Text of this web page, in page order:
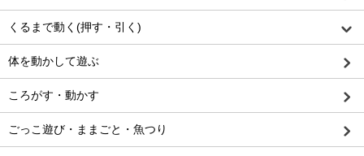
くるまで動く(押す・引く)
体を動かして遊ぶ
ころがす・動かす
ごっこ遊び・ままごと・魚つり